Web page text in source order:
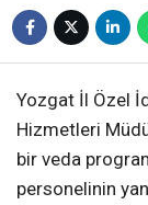
Yozgat İl Özel
Hizmetleri
bir veda
personelinin